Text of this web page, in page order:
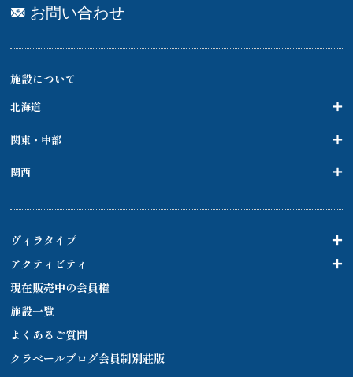
お問い合わせ
施設について
北海道
関東・中部
関西
ヴィラタイプ
アクティビティ
現在販売中の会員権
施設一覧
よくあるご質問
クラベールブログ会員制別荘版